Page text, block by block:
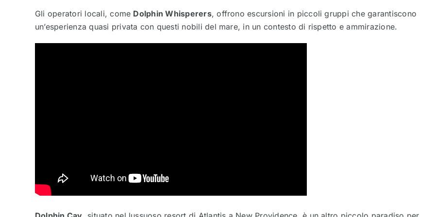
Gli operatori locali, come Dolphin Whisperers, offrono escursioni in piccoli gruppi che garantiscono
un’esperienza quasi privata con questi nobili del mare, in un contesto di rispetto e ammirazione.